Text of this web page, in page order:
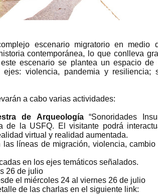
escenario migratorio en medio
contemporánea, lo que conlleva
escenario se plantea un espacio de
violencia, pandemia y resiliencia;
a cabo varias actividades:
de Arqueología“Sonoridades
de la USFQ. El visitante podrá
virtual y realidad aumentada.
las líneas de migración, violencia,
en los ejes temáticos señalados.
26 de julio
el miércoles 24 al viernes 26 de julio
de las charlas en el siguiente link: